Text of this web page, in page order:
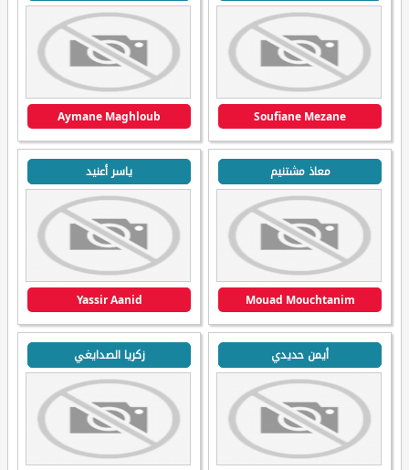
Soufiane Mezane
Aymane Maghloub
معاذ مشتنيم
Mouad Mouchtanim
ياسر أعنيد
Yassir Aanid
أيمن حديدي زكريا الصدايغي